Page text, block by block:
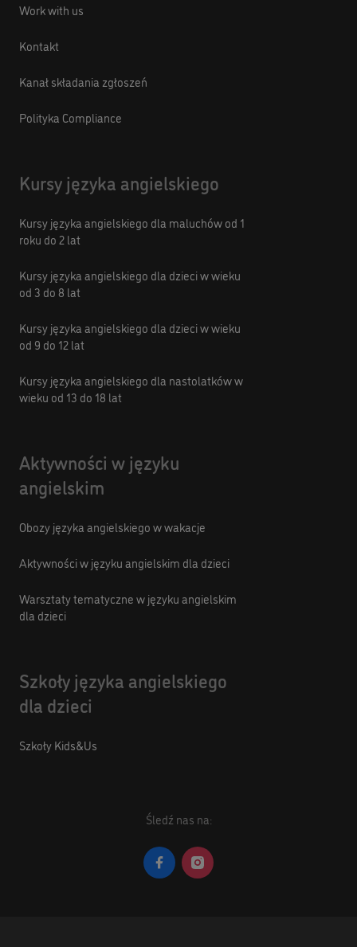
Work with us
Kontakt
Kanał składania zgłoszeń
Polityka Compliance
Kursy języka angielskiego
Kursy języka angielskiego dla maluchów od 1
roku do 2 lat
Kursy języka angielskiego dla dzieci w wieku
od 3 do 8 lat
Kursy języka angielskiego dla dzieci w wieku
od 9 do 12 lat
Kursy języka angielskiego dla nastolatków w
wieku od 13 do 18 lat
Aktywności w języku
angielskim
Obozy języka angielskiego w wakacje
Aktywności w języku angielskim dla dzieci
Warsztaty tematyczne w języku angielskim
dla dzieci
Szkoły języka angielskiego
dla dzieci
Szkoły Kids&Us
Śledź nas na: